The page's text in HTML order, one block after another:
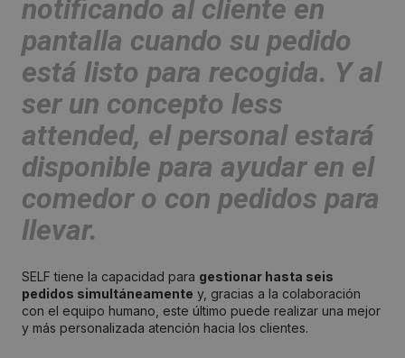
notificando al cliente en
pantalla cuando su pedido
está listo para recogida. Y al
ser un concepto less
attended, el personal estará
disponible para ayudar en el
comedor o con pedidos para
llevar.
SELF tiene la capacidad para gestionar hasta seis
pedidos simultáneamente y, gracias a la colaboración
con el equipo humano, este último puede realizar una mejor
y más personalizada atención hacia los clientes.